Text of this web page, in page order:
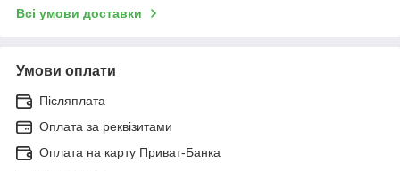
Всі умови доставки
Умови оплати
Післяплата
Оплата за реквізитами
Оплата на карту Приват-Банка